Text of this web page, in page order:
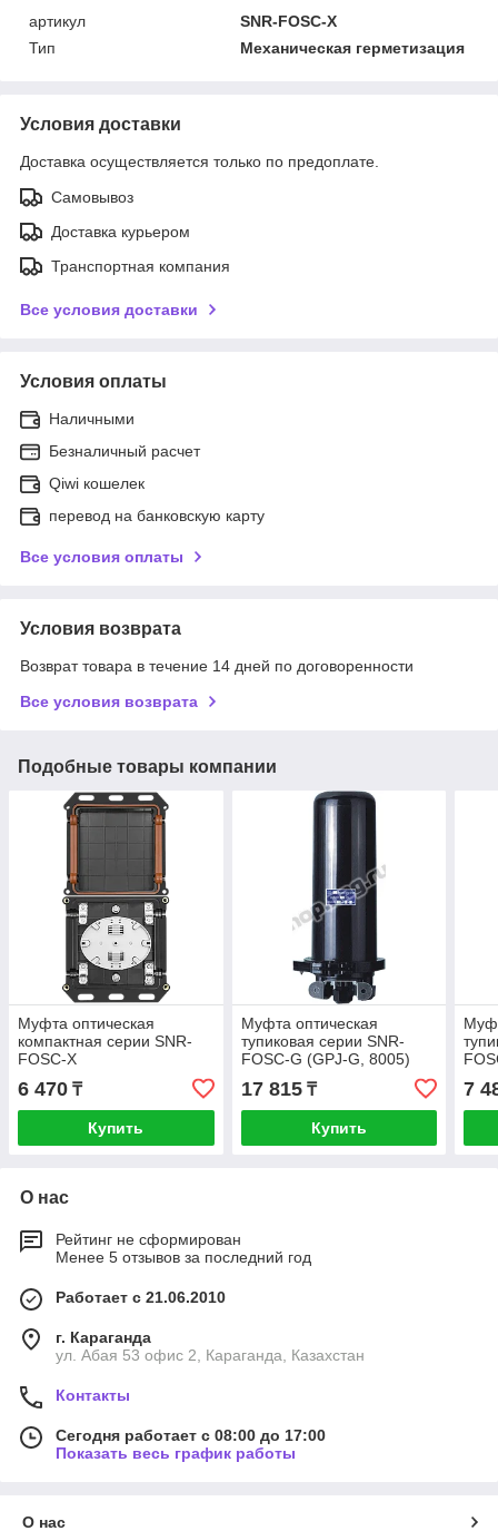
артикул
SNR-FOSC-X
Тип
Механическая герметизация
Условия доставки
Доставка осуществляется только по предоплате.
Самовывоз
Доставка курьером
Транспортная компания
Все условия доставки
Условия оплаты
Наличными
Безналичный расчет
Qiwi кошелек
перевод на банковскую карту
Все условия оплаты
Условия возврата
Возврат товара в течение 14 дней по договоренности
Все условия возврата
Подобные товары компании
Муфта оптическая
компактная серии SNR-
FOSC-X
6 470 ₸
Купить
Муфта оптическая
тупиковая серии SNR-
FOSC-G (GPJ-G, 8005)
17 815₸
Купить
7
О нас
Рейтинг не сформирован
Менее 5 отзывов за последний год
Работает с 21.06.2010
г. Караганда
ул. Абая 53 офис 2, Караганда, Казахстан
Контакты
Сегодня работает с 08:00 до 17:00
Показать весь график работы
О нас